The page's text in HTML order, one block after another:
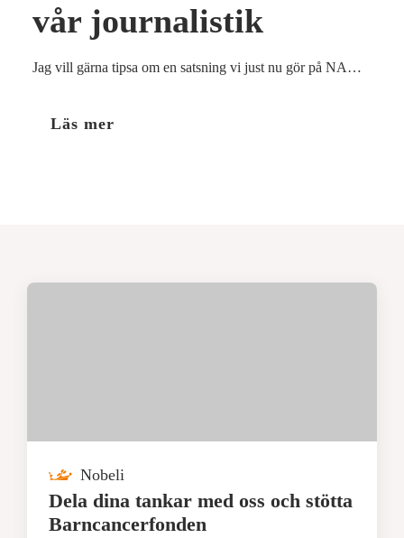
vår journalistik
Jag vill gärna tipsa om en satsning vi just nu gör på NA…
Läs mer
Nobeli
Dela dina tankar med oss och stötta
Barncancerfonden